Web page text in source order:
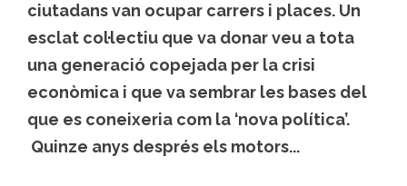
ciutadans van ocupar carrers i places. Un
esclat col·lectiu que va donar veu a tota
una generació copejada per la crisi
econòmica i que va sembrar les bases del
que es coneixeria com la ‘nova política’.
Quinze anys després els motors...